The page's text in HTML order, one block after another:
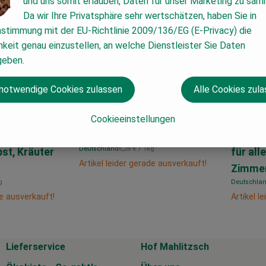
Kräuter
ausverkauft!
, Preis:
10,99 €/ 1,75kg
, Herkunft:
Deutschland, Referenzpreis:
6,28 €/ 1kg
Artikel leider gerade ausverkauft!
für
, Herkunft:
Artikel
Lieferservice
Hof Mahlitzsch
Da wir Ihre Privatsphäre sehr wertschätzen, haben Sie in
mit der EU-Richtlinie 2009/136/EG (E-Privacy) die
genau einzustellen, an welche Dienstleister Sie Daten
Cookieeinstellungen
Cookies zulassen Alle Cookies